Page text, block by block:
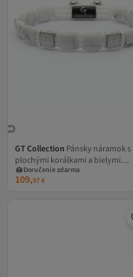
GT Collection Pánsky náramok s
plochými korálkami a bielymi
energetickými kameňmi howlit,
univerzálna veľkosť a nastaviteľná
Doručenie zdarma
109,97€